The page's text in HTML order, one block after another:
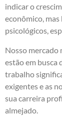
indicar o
econômico,
psicológicos,
Nosso mercado
estão em busca
trabalho
exigentes e as
sua carreira
almejado.